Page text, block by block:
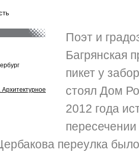
Архитектурное
Поэт и
Багрянская
пикет у
стоял Дом
2012 года
переулка